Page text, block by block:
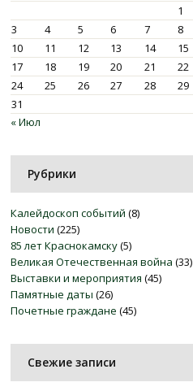
1
3
4 5 6 7 8
10
11 12 13 14 15
17
18 19 20 21 22
24
25 26 27 28 29
31
« Июл
Рубрики
Калейдоскоп событий (8)
Новости (225)
85 лет Краснокамску(5)
Великая Отечественная война (33)
Выставки и мероприятия (45)
Памятные даты (26)
Почетные граждане (45)
Свежие записи